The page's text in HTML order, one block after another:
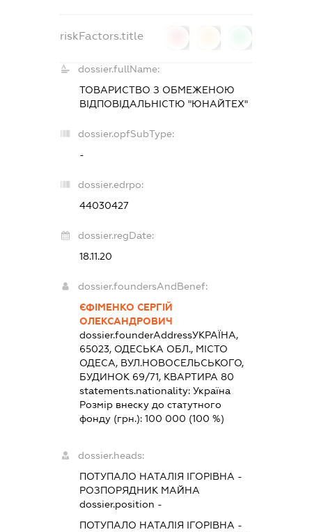
riskFactors.title
dossier.fullName:
ТОВАРИСТВО З ОБМЕЖЕНОЮ
ВІДПОВІДАЛЬНІСТЮ "ЮНАЙТЕХ"
dossier.opfSubType:
-
dossier.edrpo:
44030427
dossier.regDate:
18.11.20
dossier.foundersAndBenef:
ЄФІМЕНКО СЕРГІЙ
ОЛЕКСАНДРОВИЧ
dossier.founderAddressУКРАЇНА,
65023, ОДЕСЬКА ОБЛ., МІСТО
ОДЕСА, ВУЛ.НОВОСЕЛЬСЬКОГО,
БУДИНОК 69/71, КВАРТИРА 80
statements.nationality:Україна
Розмір внеску до статутного
фонду (грн.):100 000 (100 %)
dossier.heads:
ПОТУПАЛО НАТАЛІЯ ІГОРІВНА -
РОЗПОРЯДНИК МАЙНА
dossier.position -
ПОТУПАЛО НАТАЛІЯ ІГОРІВНА -